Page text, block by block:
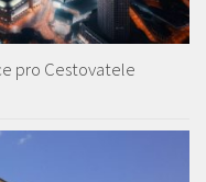
pro Cestovatele